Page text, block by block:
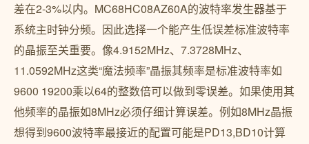
差在2-3%以内。MC68HC08AZ60A的波特率发生器基于
系统主时钟分频。因此选择一个能产生低误差标准波特率
的晶振至关重要。像4.9152MHz、7.3728MHz、
11.0592MHz这类“魔法频率”晶振其频率是标准波特率如
9600 19200乘以64的整数倍可以做到零误差。如果使用其
他频率的晶振如8MHz必须仔细计算误差。例如8MHz晶振
想得到9600波特率最接近的配置可能是PD13,BD10计算